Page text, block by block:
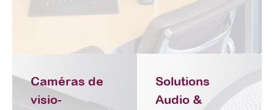
Caméras de
visio-
Solutions
Audio &